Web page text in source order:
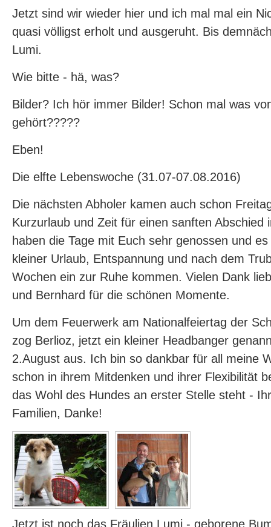
Jetzt sind wir wieder hier und ich mal mal ein
quasi völligst erholt und ausgeruht. Bis
Lumi.
Wie bitte - hä, was?
Bilder? Ich hör immer Bilder! Schon mal was
gehört?????
Eben!
Die elfte Lebenswoche (31.07-07.08.2016)
Die nächsten Abholer kamen auch schon
Kurzurlaub und Zeit für einen sanften Abschied
haben die Tage mit Euch sehr genossen und
kleiner Urlaub, Entspannung und nach dem
Wochen ein zur Ruhe kommen. Vielen Dank
und Bernhard für die schönen Momente.
Um dem Feuerwerk am Nationalfeiertag der
zog Berlioz, jetzt ein kleiner Headbanger
2.August aus. Ich bin so dankbar für all meine
schon in ihrem Mitdenken und ihrer Flexibilität
das Wohl des Hundes an erster Stelle steht -
Familien, Danke!
Jetzt ist noch das Fräulien Lumi - geborene